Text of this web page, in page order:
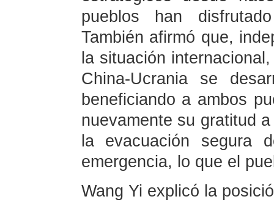
pueblos han
También afirmó que,
la situación
China-Ucrania se
beneficiando a ambos
nuevamente su gratitud
la evacuación segura
emergencia, lo que el
Wang Yi explicó la